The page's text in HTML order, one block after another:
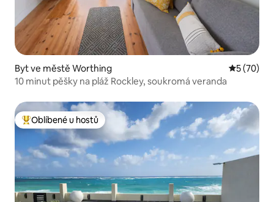
Byt ve městě Worthing Průměrné
5 (70)
10 minut pěšky na pláž Rockley, soukromá veranda
Nejlepší v kategorii Oblíbené u hostů
Oblíbené u hostů